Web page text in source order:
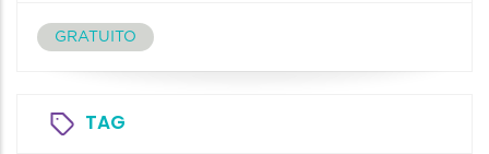
GRATUITO
TAG